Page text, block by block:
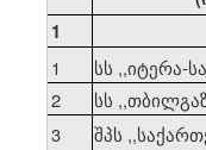
1
1
სს ,,იტერა-
2
სს
3
შპს